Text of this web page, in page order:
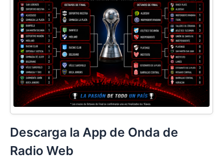
Descarga la App de Onda de
Radio Web